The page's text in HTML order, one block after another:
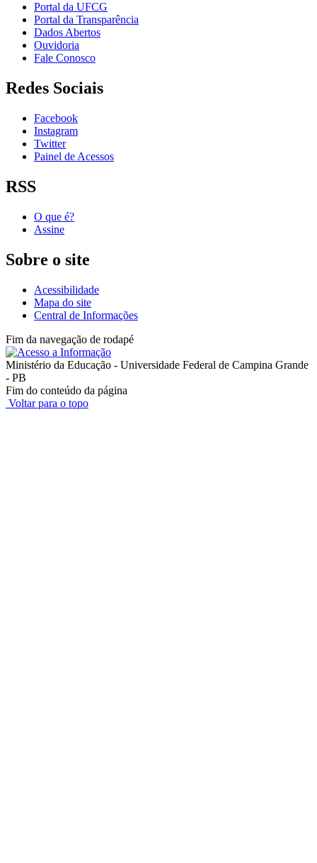
Portal da UFCG
Portal da Transparência
Dados Abertos
Ouvidoria
Fale Conosco
Redes Sociais
Facebook
Instagram
Twitter
Painel de Acessos
RSS
O que é?
Assine
Sobre o site
Acessibilidade
Mapa do site
Central de Informações
Fim da navegação de rodapé
Ministério da Educação - Universidade Federal de Campina Grande
- PB
Fim do conteúdo da página
Voltar para o topo